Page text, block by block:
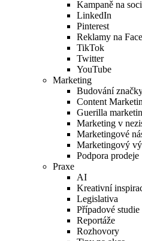
Kampaně na
LinkedIn
Pinterest
Reklamy na
TikTok
Twitter
YouTube
Marketing
Budování
Content
Guerilla
Marketing v
Marketingové
Marketingový
Podpora prodeje
Praxe
AI
Kreativní
Legislativa
Případové studie
Reportáže
Rozhovory